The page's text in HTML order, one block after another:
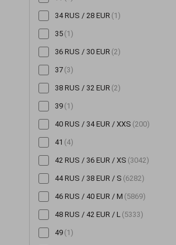
Шорты (196)
Шубы
Юбки (522)
34 RUS / 28 EUR (1)
35 (1)
36 RUS / 30 EUR (2)
37 (3)
38 RUS / 32 EUR (2)
39 (1)
40 RUS / 34 EUR / XXS (200)
41 (4)
42 RUS / 36 EUR / XS (3042)
44 RUS / 38 EUR / S (6282)
46 RUS / 40 EUR / M (5869)
48 RUS / 42 EUR / L (5333)
49 (1)